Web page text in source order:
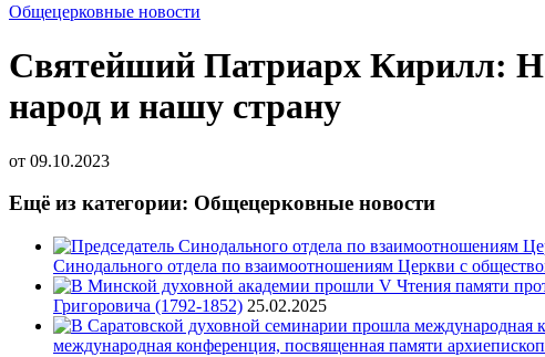
Общецерковные новости
Святейший Патриарх Кирилл:
народ и нашу страну
от 09.10.2023
Ещё из категории: Общецерковные новости
Синодального отдела по взаимоотношениям Церкви с
Григоровича (1792-1852) 25.02.2025
международная конференция, посвященная памяти